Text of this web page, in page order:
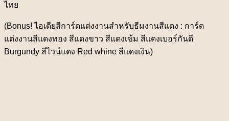
ไทย
(Bonus! ไอเดียสีการ์ดแต่งงานสำหรับธีมงานสีแดง : การ์ด
แต่งงานสีแดงทอง สีแดงขาว สีแดงเข้ม สีแดงเบอร์กันดี
Burgundy สีไวน์แดง Red whine สีแดงเงิน)